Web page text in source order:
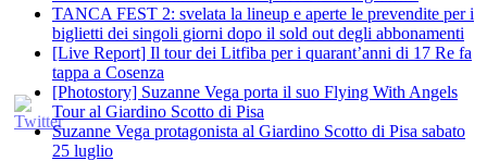
TANCA FEST 2: svelata la lineup e aperte le prevendite per i
biglietti dei singoli giorni dopo il sold out degli abbonamenti
[Live Report] Il tour dei Litfiba per i quarant’anni di 17 Re fa
tappa a Cosenza
[Photostory] Suzanne Vega porta il suo Flying With Angels
Tour al Giardino Scotto di Pisa
Suzanne Vega protagonista al Giardino Scotto di Pisa sabato
25 luglio